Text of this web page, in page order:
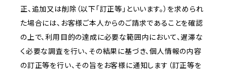
正、追加又は削除（以下「訂正等」といいます。）を求められ
た場合には、お客様ご本人からのご請求であることを確認
の上で、利用目的の達成に必要な範囲内において、遅滞な
く必要な調査を行い、その結果に基づき、個人情報の内容
の訂正等を行い、その旨をお客様に通知します（訂正等を